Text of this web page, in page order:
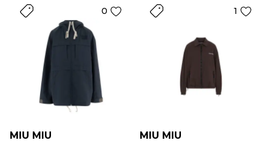
0
MIU MIU
1
MIU MIU